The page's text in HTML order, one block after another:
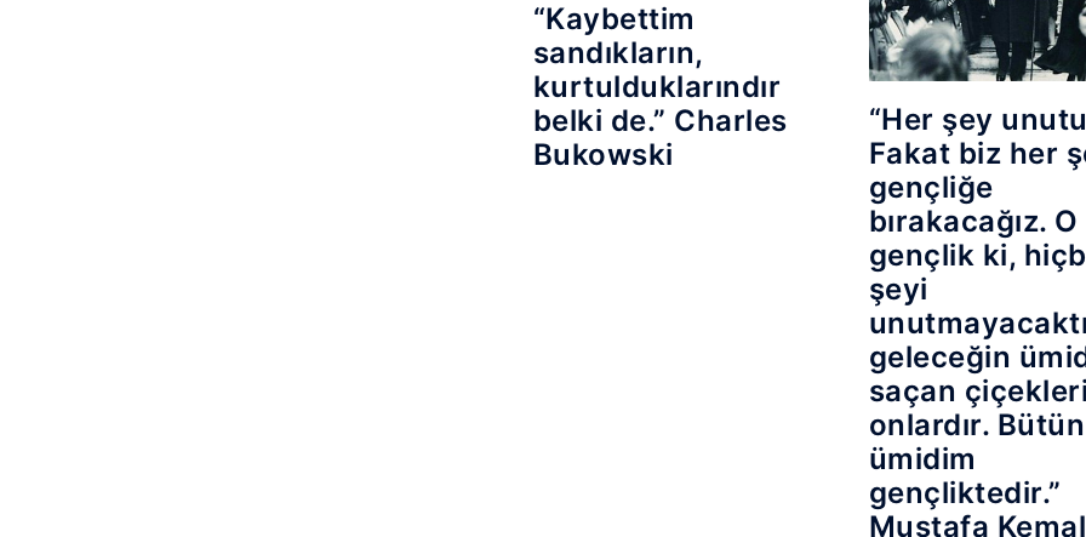
“Kaybettim
sandıkların,
kurtulduklarındır
belki de.” Charles
Bukowski
“Her şey
Fakat biz her
gençliğe
bırakacağız. O
gençlik ki,
şeyi
geleceğin
saçan çiçekleri
onlardır. Bütün
ümidim
gençliktedir.”
Mustafa Kemal